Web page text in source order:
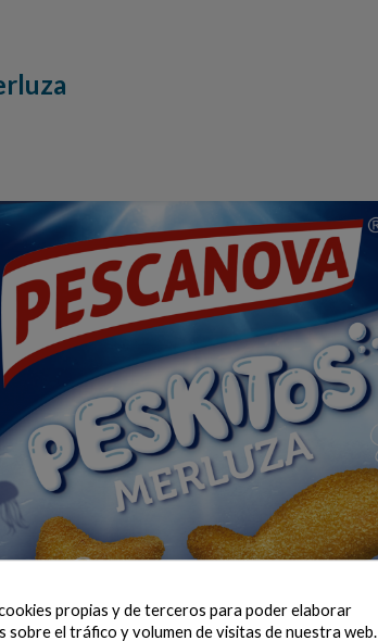
propias y de terceros para poder elaborar
sobre el tráfico y volumen de visitas de nuestra web.